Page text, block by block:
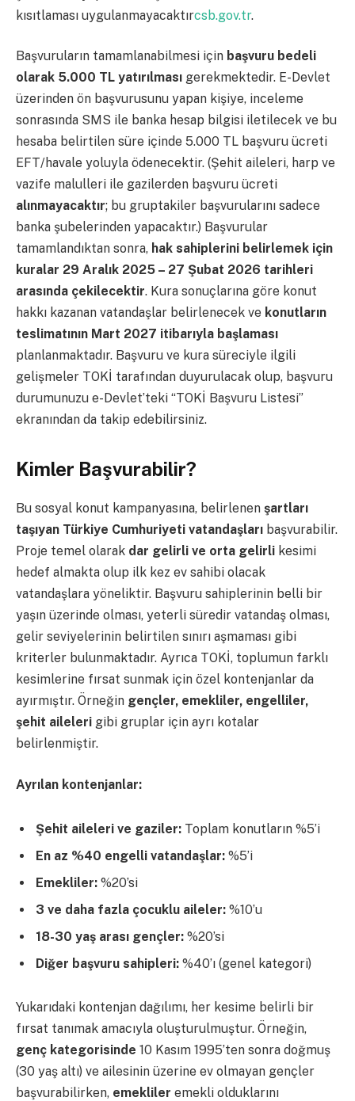
kısıtlaması uygulanmayacaktırcsb.gov.tr.
Başvuruların tamamlanabilmesi için başvuru bedeli
olarak 5.000 TL yatırılması gerekmektedir. E-Devlet
üzerinden ön başvurusunu yapan kişiye, inceleme
sonrasında SMS ile banka hesap bilgisi iletilecek ve bu
hesaba belirtilen süre içinde 5.000 TL başvuru ücreti
EFT/havale yoluyla ödenecektir. (Şehit aileleri, harp ve
vazife malulleri ile gazilerden başvuru ücreti
alınmayacaktır; bu gruptakiler başvurularını sadece
banka şubelerinden yapacaktır.) Başvurular
tamamlandıktan sonra, hak sahiplerini belirlemek için
kuralar 29 Aralık 2025 – 27 Şubat 2026 tarihleri
arasında çekilecektir. Kura sonuçlarına göre konut
hakkı kazanan vatandaşlar belirlenecek ve konutların
teslimatının Mart 2027 itibarıyla başlaması
planlanmaktadır. Başvuru ve kura süreciyle ilgili
gelişmeler TOKİ tarafından duyurulacak olup, başvuru
durumunuzu e-Devlet’teki “TOKİ Başvuru Listesi”
ekranından da takip edebilirsiniz.
Kimler Başvurabilir?
Bu sosyal konut kampanyasına, belirlenen şartları
taşıyan Türkiye Cumhuriyeti vatandaşları başvurabilir.
Proje temel olarak dar gelirli ve orta gelirli kesimi
hedef almakta olup ilk kez ev sahibi olacak
vatandaşlara yöneliktir. Başvuru sahiplerinin belli bir
yaşın üzerinde olması, yeterli süredir vatandaş olması,
gelir seviyelerinin belirtilen sınırı aşmaması gibi
kriterler bulunmaktadır. Ayrıca TOKİ, toplumun farklı
kesimlerine fırsat sunmak için özel kontenjanlar da
ayırmıştır. Örneğin gençler, emekliler, engelliler,
şehit aileleri gibi gruplar için ayrı kotalar
belirlenmiştir.
Ayrılan kontenjanlar:
Şehit aileleri ve gaziler: Toplam konutların %5’i
En az %40 engelli vatandaşlar: %5’i
Emekliler: %20’si
3 ve daha fazla çocuklu aileler: %10’u
18-30 yaş arası gençler: %20’si
Diğer başvuru sahipleri: %40’ı (genel kategori)
Yukarıdaki kontenjan dağılımı, her kesime belirli bir
fırsat tanımak amacıyla oluşturulmuştur. Örneğin,
genç kategorisinde 10 Kasım 1995’ten sonra doğmuş
(30 yaş altı) ve ailesinin üzerine ev olmayan gençler
başvurabilirken, emekliler emekli olduklarını